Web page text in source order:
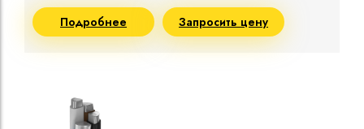
Подробнее Запросить цену